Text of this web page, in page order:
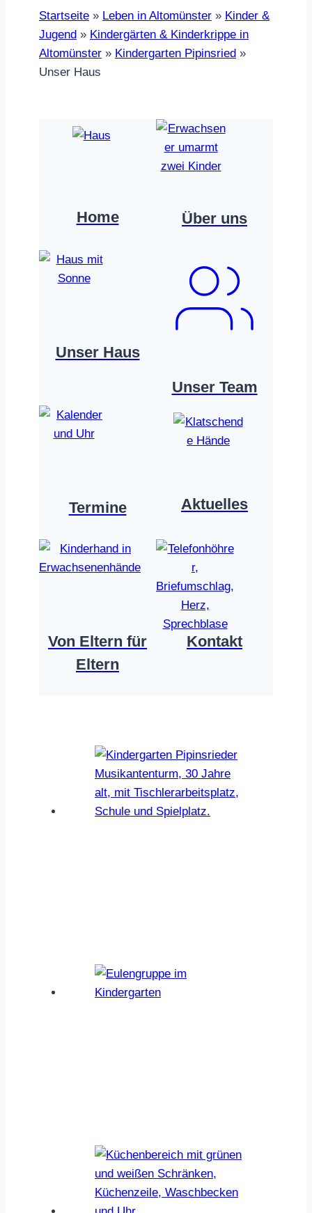
Startseite » Leben in Altomünster » Kinder &
Jugend » Kindergärten & Kinderkrippe in
Altomünster » Kindergarten Pipinsried »
Unser Haus
Home Über uns
Unser Haus
Unser Team
Termine Aktuelles
Von Eltern für
Eltern
Kontakt